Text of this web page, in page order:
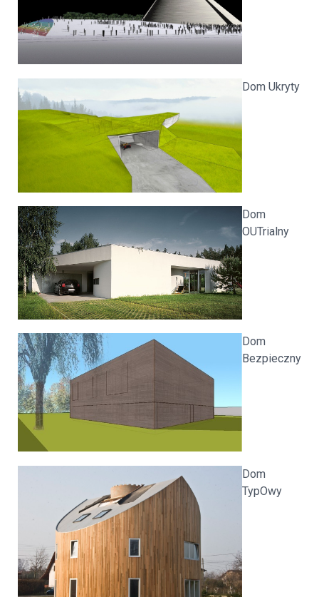
Dom Ukryty
Dom
OUTrialny
Dom
Bezpieczny
Dom
TypOwy